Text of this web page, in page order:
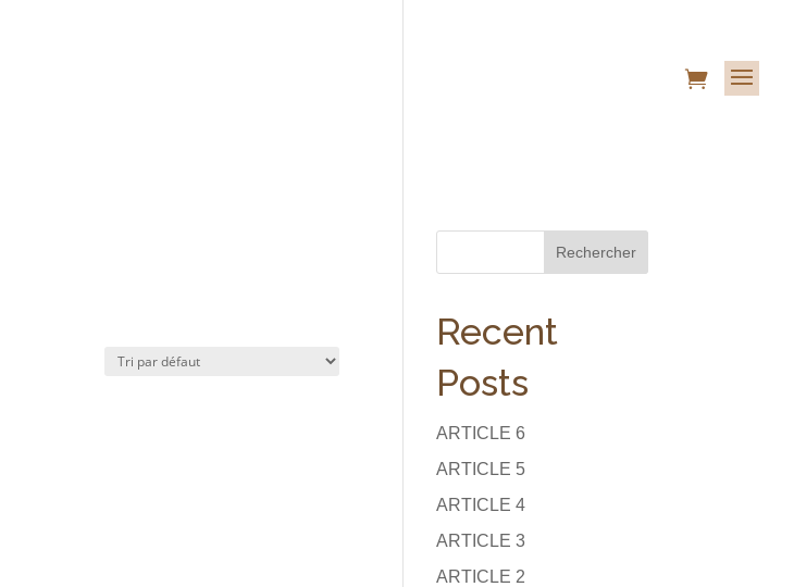

Rechercher
Recent
Posts
ARTICLE 6
ARTICLE 5
ARTICLE 4
ARTICLE 3
ARTICLE 2